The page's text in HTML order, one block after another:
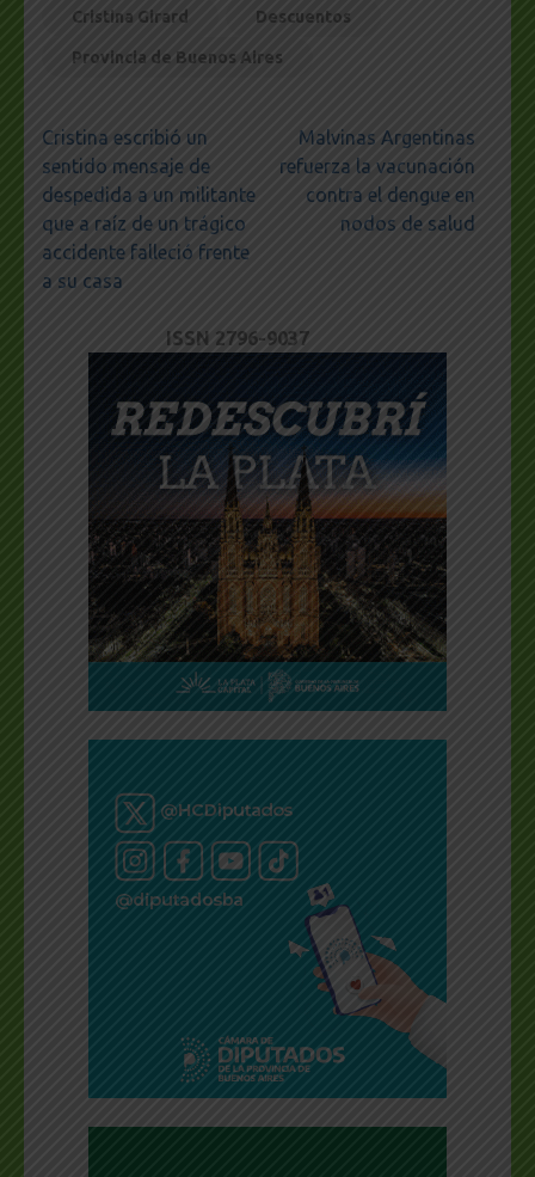
Cristina Girard Descuentos
Provincia de Buenos Aires
Navegación
de
entradas
Cristina escribió un
sentido mensaje de
despedida a un militante
que a raíz de un trágico
accidente falleció frente
a su casa
Malvinas Argentinas
refuerza la vacunación
contra el dengue en
nodos de salud
ISSN 2796-9037